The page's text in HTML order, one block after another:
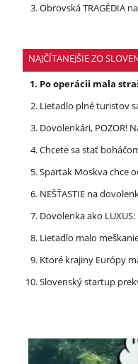
Obrovská TRAGÉDIA
NAJČÍTANEJŠIE ZO
Po operácii mala
Lietadlo plné turistov
Dovolenkári, POZOR!
Chcete sa stať
Spartak Moskva chce
NEŠŤASTIE na
Dovolenka ako
Lietadlo malo
Ktoré krajiny Európy
Slovenský startup